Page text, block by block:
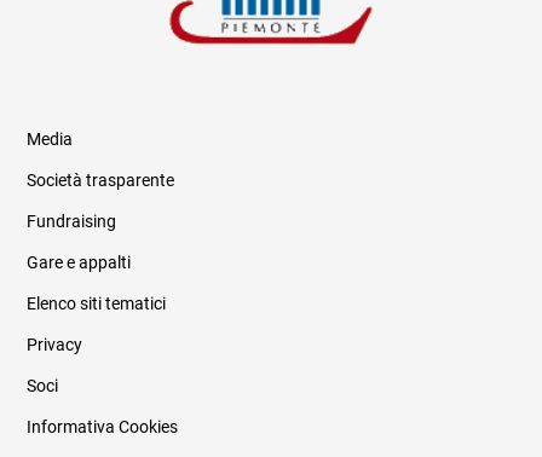
Informazioni legali e trasparenza
Media
Società trasparente
Fundraising
Gare e appalti
Elenco siti tematici
Privacy
Soci
Informativa Cookies